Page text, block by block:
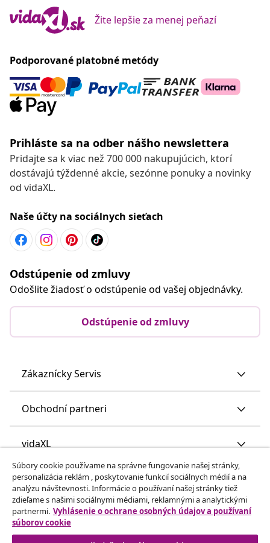
Žite lepšie za menej peňazí
Podporované platobné metódy
Prihláste sa na odber nášho newslettera
Pridajte sa k viac než 700 000 nakupujúcich, ktorí
dostávajú týždenné akcie, sezónne ponuky a novinky
od vidaXL.
Naše účty na sociálnych sieťach
Odstúpenie od zmluvy
Odošlite žiadosť o odstúpenie od vašej objednávky.
Odstúpenie od zmluvy
Zákaznícky Servis
Obchodní partneri
vidaXL
Nájdite viac
Súbory cookie používame na správne fungovanie našej stránky,
personalizácia reklám , poskytovanie funkcií sociálnych médií a na
analýzu návštevnosti. Informácie o používaní našej stránky tiež
zdieľame s našimi sociálnymi médiami, reklamnými a analytickými
partnermi. Vyhlásenie o ochrane osobných údajov a používaní
súborov cookie